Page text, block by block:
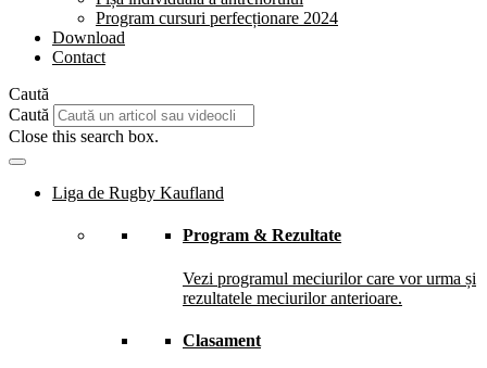
Program cursuri perfecționare 2024
Download
Contact
Caută
Caută
Close this search box.
Liga de Rugby Kaufland
Program & Rezultate
Vezi programul meciurilor care vor urma și
rezultatele meciurilor anterioare.
Clasament